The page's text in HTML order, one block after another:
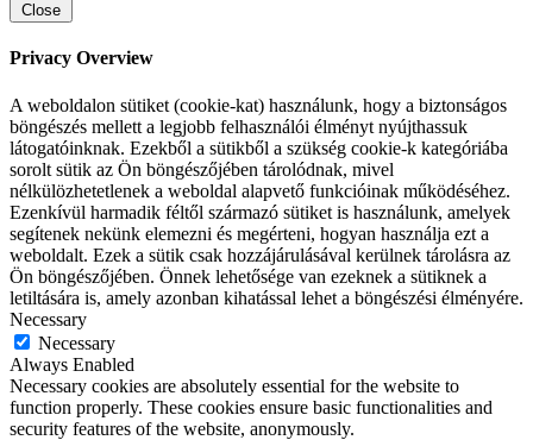
Close
Privacy Overview
A weboldalon sütiket (cookie-kat) használunk, hogy a biztonságos
böngészés mellett a legjobb felhasználói élményt nyújthassuk
látogatóinknak. Ezekből a sütikből a szükség cookie-k kategóriába
sorolt sütik az Ön böngészőjében tárolódnak, mivel
nélkülözhetetlenek a weboldal alapvető funkcióinak működéséhez.
Ezenkívül harmadik féltől származó sütiket is használunk, amelyek
segítenek nekünk elemezni és megérteni, hogyan használja ezt a
weboldalt. Ezek a sütik csak hozzájárulásával kerülnek tárolásra az
Ön böngészőjében. Önnek lehetősége van ezeknek a sütiknek a
letiltására is, amely azonban kihatással lehet a böngészési élményére.
Necessary
Necessary
Always Enabled
Necessary cookies are absolutely essential for the website to
function properly. These cookies ensure basic functionalities and
security features of the website, anonymously.